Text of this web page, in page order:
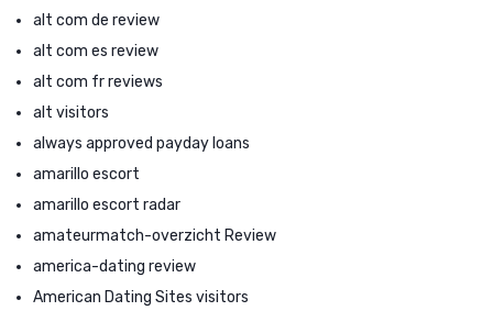
alt com de review
alt com es review
alt com fr reviews
alt visitors
always approved payday loans
amarillo escort
amarillo escort radar
amateurmatch-overzicht Review
america-dating review
American Dating Sites visitors